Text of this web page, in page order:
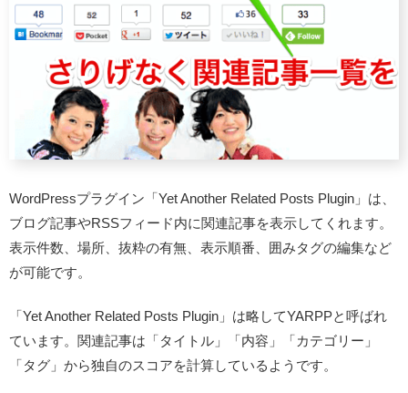
WordPressプラグイン「Yet Another Related Posts Plugin」は、
ブログ記事やRSSフィード内に関連記事を表示してくれます。
表示件数、場所、抜粋の有無、表示順番、囲みタグの編集など
が可能です。
「Yet Another Related Posts Plugin」は略してYARPPと呼ばれ
ています。関連記事は「タイトル」「内容」「カテゴリー」
「タグ」から独自のスコアを計算しているようです。